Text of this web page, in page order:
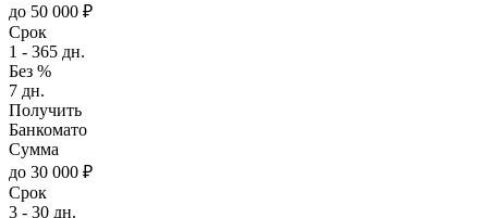
до 50 000 ₽
Срок
1 - 365 дн.
Без %
7 дн.
Получить
Банкомато
Сумма
до 30 000 ₽
Срок
3 - 30 дн.